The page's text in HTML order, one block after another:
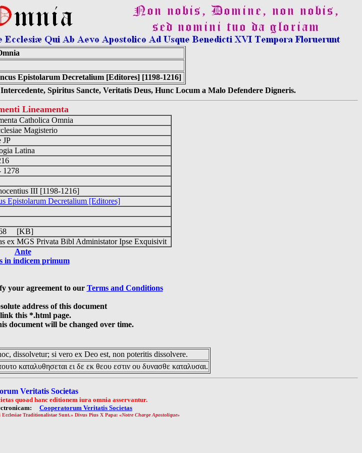
Epistolarum Decretalium [Editores] [1198-1216]
Spiritus Sancte, Veritatis Deus, Hunc Locum a Malo Defendere Digneris.
Lineamenta
Catholica Omnia
Magisterio
JP
Latina
1278
III [1198-1216]
Epistolarum Decretalium [Editores]
[KB]
ex MGS Privata Bibl Administator Ipse Exquisivit
Ante
in indicem primum
your agreement to our Terms and Conditions
address of this document
link this *.html page.
document will be changed over time.
dissolvetur; si vero ex Deo est, non poteritis dissolvere.
καταλυθησεται ει δε εκ θεου εστιν ου δυνασθε καταλυσαι.
Veritatis Societas
quoad hanc editionem iura omnia asservantur.
Cooperatorum Veritatis Societas
Traditionalistae Sunt.» Divus Pius X Papa: «Notre Charge Apostolique»